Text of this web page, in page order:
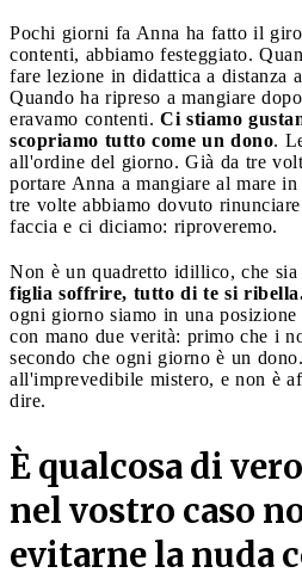
Pochi giorni fa Anna ha fatto il
contenti, abbiamo festeggiato.
fare lezione in didattica a distanza
Quando ha ripreso a mangiare
eravamo contenti. Ci stiamo
scopriamo tutto come un dono.
all'ordine del giorno. Già da tre
portare Anna a mangiare al mare
tre volte abbiamo dovuto
faccia e ci diciamo: riproveremo.
Non è un quadretto idillico, che sia
figlia soffrire, tutto di te si
ogni giorno siamo in una
con mano due verità: primo che i
secondo che ogni giorno è un
all'imprevedibile mistero, e non è
dire.
È qualcosa di
nel vostro caso
evitarne la nuda